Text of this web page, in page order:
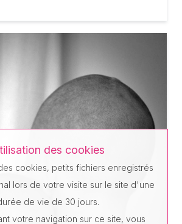
des cookies
cookies, petits fichiers enregistrés
lors de votre visite sur le site d'une
de vie de 30 jours.
votre navigation sur ce site, vous